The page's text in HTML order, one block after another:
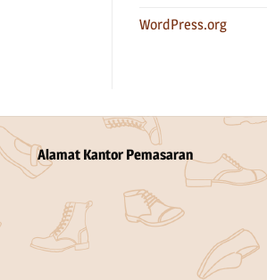
WordPress.org
Alamat Kantor Pemasaran